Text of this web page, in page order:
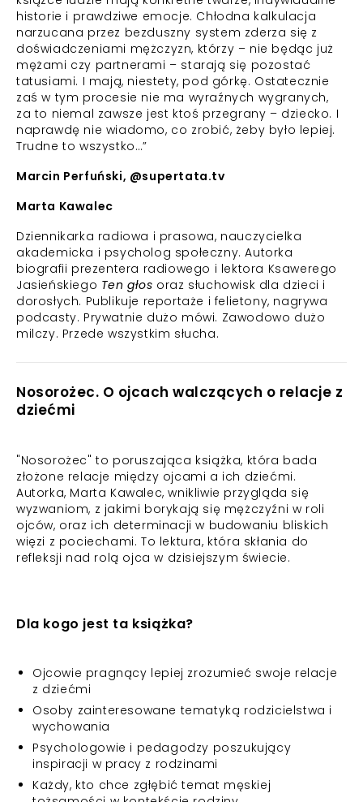
historie i prawdziwe emocje. Chłodna kalkulacja
narzucana przez bezduszny system zderza się z
doświadczeniami mężczyzn, którzy – nie będąc już
mężami czy partnerami – starają się pozostać
tatusiami. I mają, niestety, pod górkę. Ostatecznie
zaś w tym procesie nie ma wyraźnych wygranych,
za to niemal zawsze jest ktoś przegrany – dziecko. I
naprawdę nie wiadomo, co zrobić, żeby było lepiej.
Trudne to wszystko…”
Marcin Perfuński, @supertata.tv
Marta Kawalec
Dziennikarka radiowa i prasowa, nauczycielka
akademicka i psycholog społeczny. Autorka
biografii prezentera radiowego i lektora Ksawerego
Jasieńskiego Ten głos oraz słuchowisk dla dzieci i
dorosłych. Publikuje reportaże i felietony, nagrywa
podcasty. Prywatnie dużo mówi. Zawodowo dużo
milczy. Przede wszystkim słucha.
Nosorożec. O ojcach walczących o relacje z
dziećmi
"Nosorożec" to poruszająca książka, która bada
złożone relacje między ojcami a ich dziećmi.
Autorka, Marta Kawalec, wnikliwie przygląda się
wyzwaniom, z jakimi borykają się mężczyźni w roli
ojców, oraz ich determinacji w budowaniu bliskich
więzi z pociechami. To lektura, która skłania do
refleksji nad rolą ojca w dzisiejszym świecie.
Dla kogo jest ta książka?
Ojcowie pragnący lepiej zrozumieć swoje relacje
z dziećmi
Osoby zainteresowane tematyką rodzicielstwa i
wychowania
Psychologowie i pedagodzy poszukujący
inspiracji w pracy z rodzinami
Każdy, kto chce zgłębić temat męskiej